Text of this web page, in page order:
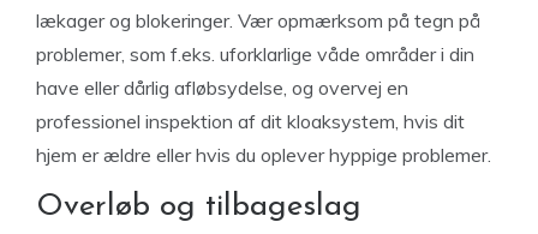
lækager og blokeringer. Vær opmærksom på tegn på
problemer, som f.eks. uforklarlige våde områder i din
have eller dårlig afløbsydelse, og overvej en
professionel inspektion af dit kloaksystem, hvis dit
hjem er ældre eller hvis du oplever hyppige problemer.
Overløb og tilbageslag